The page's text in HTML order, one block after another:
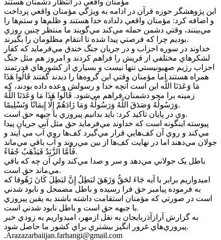
مؤمنان واقعي در انتظار دشمنان هستند
اين پژوهشگر حوزه قرآن در ادامه به ويژگي مؤمنان واقعي پرداخت
و اضافه کرد: مؤمنان واقعي دلداده خدا هستند و ظلم‌ها و ستم‌ها را
مي‌بينند، وقتي دشمن حمله مي‌کند مي‌گويند ما منتظر چنين روزي
بوديم چرا که فرصتي پيدا شده تا انتقام مظلومان را بگيرند.
خداوند در سوره احزاب و در جريان جنگ خندق مي‌فرمايد که کفار
لشکرهاي مختلفي از قريش را فراهم کردند و امروز هم مثل جنگ
احزاب رژيم صهيونيستي تنها نيست و بسياري از کشورهاي قدرتمند
همراه هستند اما مؤمنان وقتي اين گروه‌ها را ديدند گفتند قَالُوا هَذَا
مَا وَعَدَنَا اللَّه اين است آنچه خدا و رسولش وعده داده بودند، که
زمينه برا محو دشمنان فراهم مي‌شود. قَالُوا هَذَا مَا وَعَدَنَا اللَّهُ
وَرَسُولُهُ وَصَدَقَ اللَّهُ وَرَسُولُهُ وَمَا زَادَهُمْ إِلَّا إِيمَانًا وَتَسْلِيمًا.
وي در پايان تاکيد کرد: بايد بدانيم پيروزي با جبهه حق است.
پيوسته اينگونه است که خداوند مي‌فرمايد حق مثل آبي جريان پيدا
مي‌کند و روي آن کف‌هايي قرار مي‌گيرد کف‌ها روي آب مي آيند و
جولان مي‌دهند اما در نهايت کف‌ها از بين مي‌روند و آب باقي مي‌ماند
فَأَمَّا الزَّبَدُ فَيَذْهَبُ جُفَاءً.
باطل يک جولاني مي‌دهد و سر و صدا مي‌کند ولي آن چه که باقي
مي‌ماند حق است.
اميدواريم برابر با آيه جَاءَ لحَقُّ وَزَهَقَ لبَطِلُ إِنَّ لبَطِلَ کَانَ زَهُوقا که
به فرموده پيامبر حق فرا رسيده و باطل مضمحل و نابود شدني
است در صورتي که مؤمنان استقامت داشته باشند به يقين پيروزي
با جبهه حق است و باطل نابود شدني است.
به گزارش آرازآذربايجان به نقل ازمهر، اميدواريم به زودي خبر
پيروزي‌هاي غرور انگيز بيشتري براي کشور ما حاصل شود.
.Arazazarbaiijan.farhangi@gmail.com